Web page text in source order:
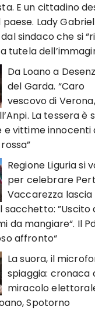
E un cittadino
paese. Lady
sindaco che si
tutela
Da Loano a
del Garda. “Caro
vescovo di
La tessera è
e vittime innocenti
Regione Liguria si
per celebrare
Vaccarezza lascia
sacchetto: ”Uscito
da mangiare“. Il
affronto“
La suora, il
spiaggia: cronaca
miracolo
Spotorno